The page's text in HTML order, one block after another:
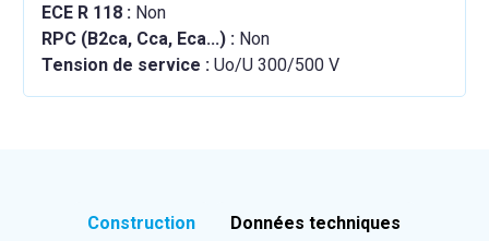
ECE R 118 : Non
RPC (B2ca, Cca, Eca...) : Non
Tension de service : Uo/U 300/500 V
Construction Données techniques